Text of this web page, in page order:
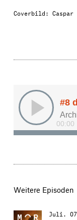
Coverbild:
Weitere Episoden
Juli.